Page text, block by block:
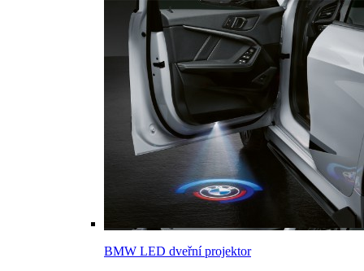
BMW LED dveřní projektor